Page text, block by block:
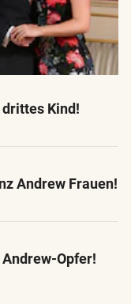
Kind!
Andrew Frauen!
Opfer!